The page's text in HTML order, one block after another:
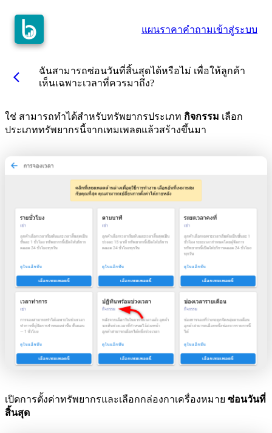
แผนราคาคำถามเข้าสู่ระบบ
arrow_back_ios
ฉันสามารถซ่อนวันที่สิ้นสุดได้หรือไม่ เพื่อให้ลูกค้า
เห็นเฉพาะเวลาที่ควรมาถึง?
ใช่ สามารถทำได้สำหรับทรัพยากรประเภท กิจกรรม เลือก
ประเภททรัพยากรนี้จากเทมเพลตแล้วสร้างขึ้นมา
เปิดการตั้งค่าทรัพยากรและเลือกกล่องกาเครื่องหมาย ซ่อนวันที่
สิ้นสุด